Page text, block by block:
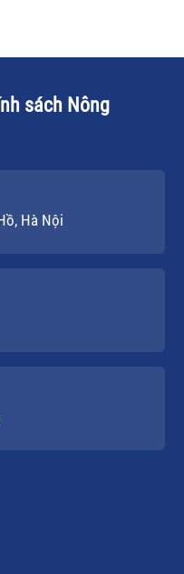
sách Nông
Hà Nội